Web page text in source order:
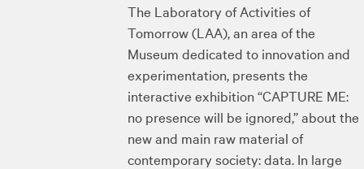
The Laboratory of Activities of
Tomorrow (LAA), an area of ​​the
Museum dedicated to innovation and
experimentation, presents the
interactive exhibition “CAPTURE ME:
no presence will be ignored,” about the
new and main raw material of
contemporary society: data. In large